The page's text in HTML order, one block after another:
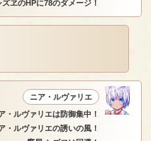
ズヱのHPに78のダメージ！
ニア・ルヴァリエ
・ルヴァリエは防御集中！
・ルヴァリエの誘いの風！